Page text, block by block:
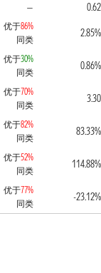
—
0.62
优于86%
同类
2.85%
优于30%
同类
0.86%
优于70%
同类
3.30
优于82%
同类
83.33%
优于52%
同类
114.88%
优于77%
同类
-23.12%